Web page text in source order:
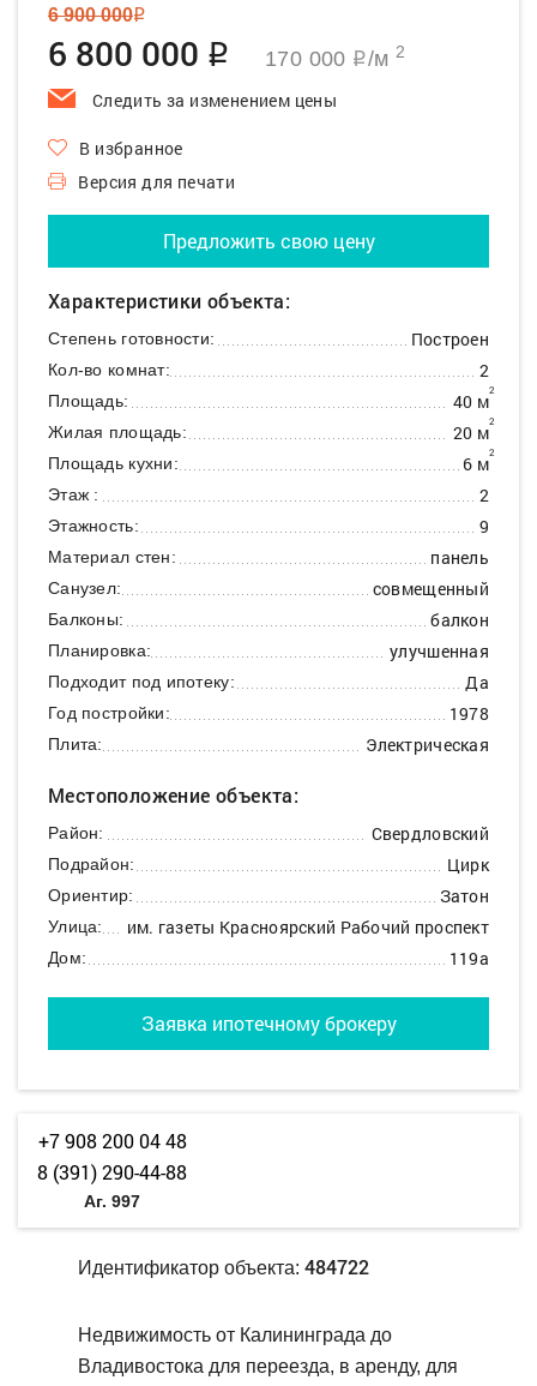
6 900 000q
6 800 000 q 170 000 q/м 2
Следить за изменением цены
В избранное
Версия для печати
Предложить свою цену
Характеристики объекта:
Степень готовности: Построен
Кол-во комнат: 2
Площадь: 40 м2
Жилая площадь: 20 м2
Площадь кухни: 6 м2
Этаж : 2
Этажность: 9
Материал стен: панель
Санузел: совмещенный
Балконы: балкон
Планировка: улучшенная
Подходит под ипотеку: Да
Год постройки: 1978
Плита: Электрическая
Местоположение объекта:
Район: Свердловский
Подрайон: Цирк
Ориентир: Затон
Улица: им. газеты Красноярский Рабочий проспект
Дом: 119а
Заявка ипотечному брокеру
+7 908 200 04 48
8 (391) 290-44-88
Аг. 997
Идентификатор объекта: 484722
Недвижимость от Калининграда до
Владивостока для переезда, в аренду, для